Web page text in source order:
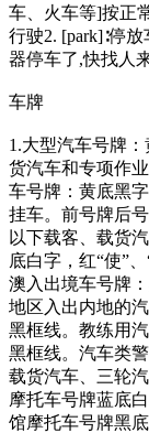
车、火车等]按正
行驶2. [park]∶停
器停车了,快找人
车牌
1.大型汽车号牌
货汽车和专项作
车号牌：黄底黑
挂车。前号牌后
以下载客、载货
底白字，红“使”
澳入出境车号牌
地区入出内地的
黑框线。教练用
黑框线。汽车类
载货汽车、三轮
摩托车号牌蓝底
馆摩托车号牌黑